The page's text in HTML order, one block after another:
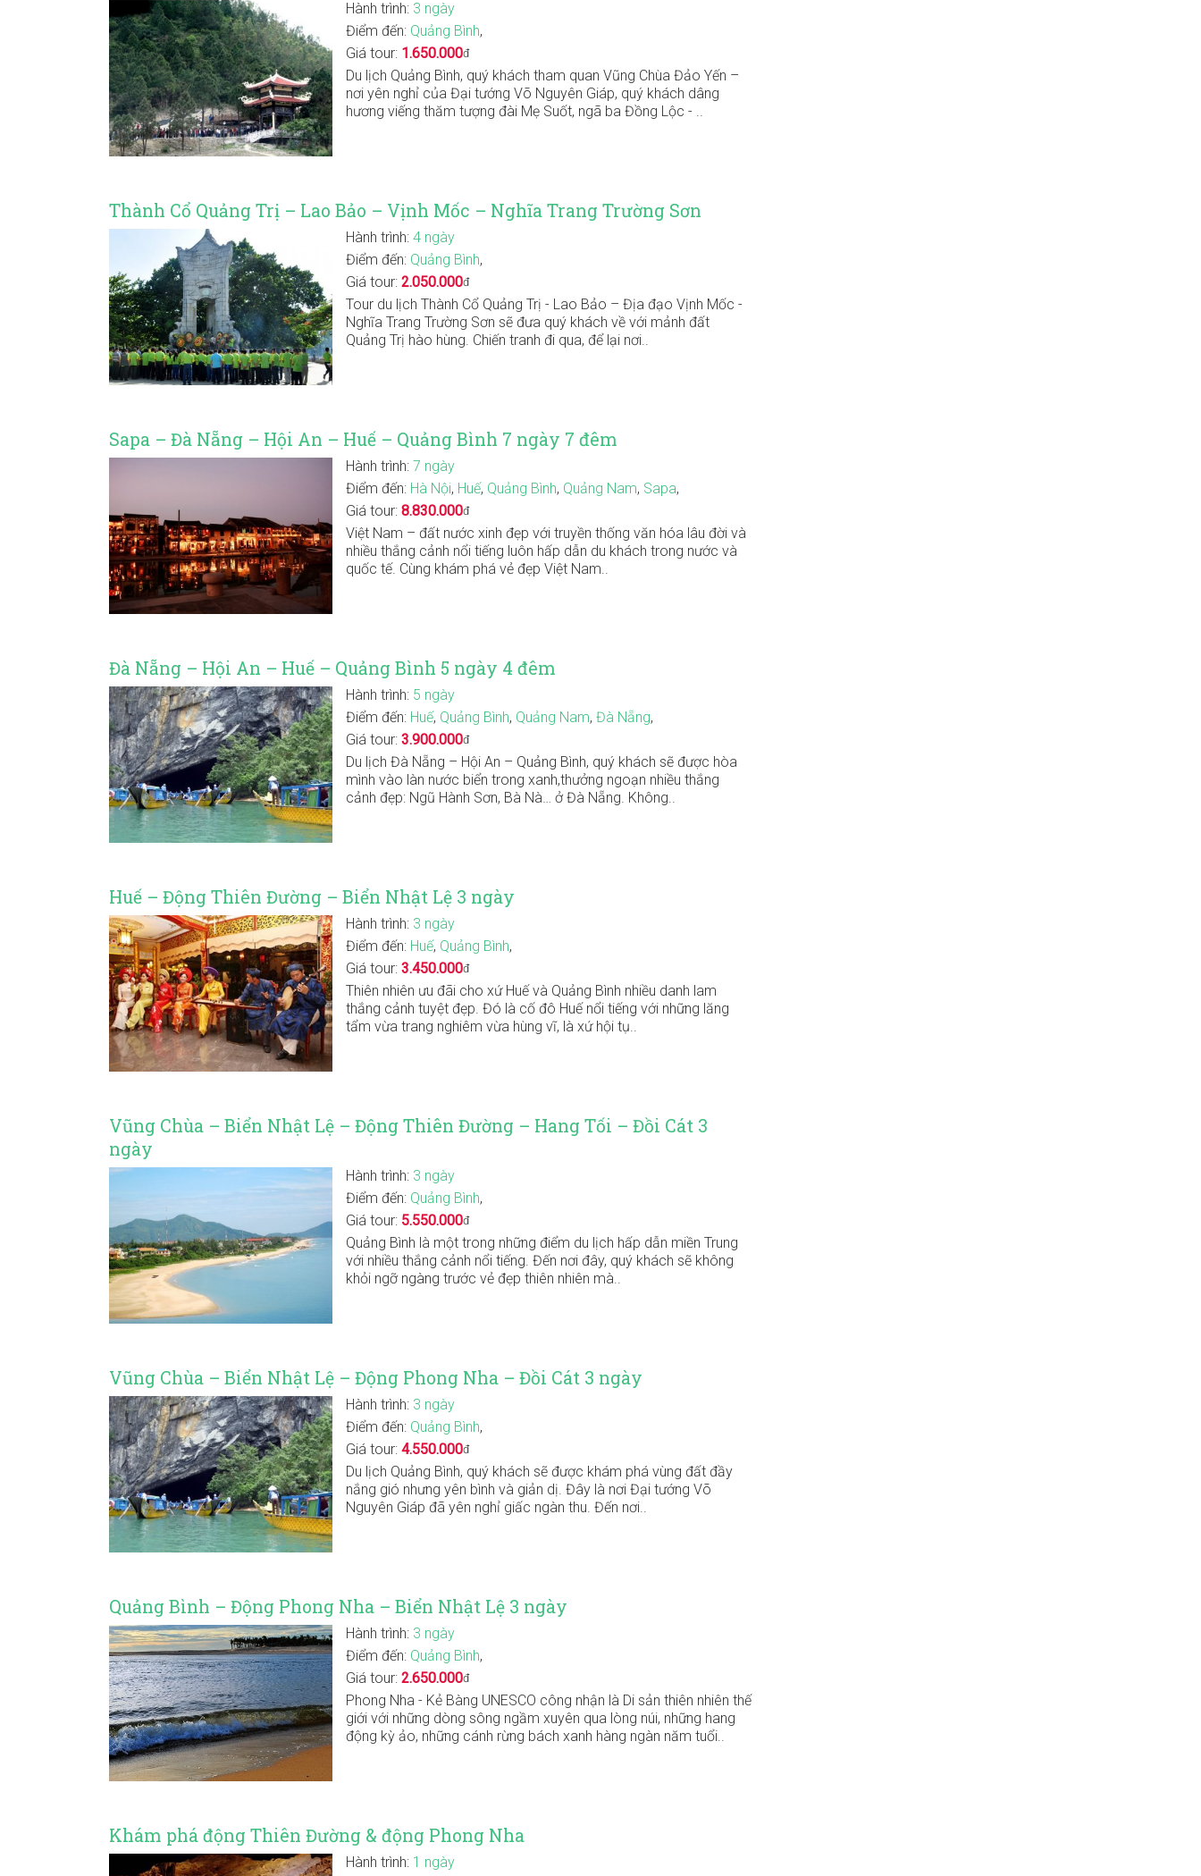
Hành trình: 3 ngày
Điểm đến: Quảng Bình,
Giá tour: 1.650.000đ
Du lịch Quảng Bình, quý khách tham quan Vũng Chùa Đảo Yến –
nơi yên nghỉ của Đại tướng Võ Nguyên Giáp, quý khách dâng
hương viếng thăm tượng đài Mẹ Suốt, ngã ba Đồng Lộc - ..
Thành Cổ Quảng Trị – Lao Bảo – Vịnh Mốc – Nghĩa Trang Trường Sơn
Hành trình: 4 ngày
Điểm đến: Quảng Bình,
Giá tour: 2.050.000đ
Tour du lịch Thành Cổ Quảng Trị - Lao Bảo – Địa đạo Vịnh Mốc -
Nghĩa Trang Trường Sơn sẽ đưa quý khách về với mảnh đất
Quảng Trị hào hùng. Chiến tranh đi qua, để lại nơi..
Sapa – Đà Nẵng – Hội An – Huế – Quảng Bình 7 ngày 7 đêm
Hành trình: 7 ngày
Điểm đến: Hà Nội, Huế, Quảng Bình, Quảng Nam, Sapa,
Giá tour: 8.830.000đ
Việt Nam – đất nước xinh đẹp với truyền thống văn hóa lâu đời và
nhiều thắng cảnh nổi tiếng luôn hấp dẫn du khách trong nước và
quốc tế. Cùng khám phá vẻ đẹp Việt Nam..
Đà Nẵng – Hội An – Huế – Quảng Bình 5 ngày 4 đêm
Hành trình: 5 ngày
Điểm đến: Huế, Quảng Bình, Quảng Nam, Đà Nẵng,
Giá tour: 3.900.000đ
Du lịch Đà Nẵng – Hội An – Quảng Bình, quý khách sẽ được hòa
mình vào làn nước biển trong xanh,thưởng ngoạn nhiều thắng
cảnh đẹp: Ngũ Hành Sơn, Bà Nà… ở Đà Nẵng. Không..
Huế – Động Thiên Đường – Biển Nhật Lệ 3 ngày
Hành trình: 3 ngày
Điểm đến: Huế, Quảng Bình,
Giá tour: 3.450.000đ
Thiên nhiên ưu đãi cho xứ Huế và Quảng Bình nhiều danh lam
thắng cảnh tuyệt đẹp. Đó là cố đô Huế nổi tiếng với những lăng
tẩm vừa trang nghiêm vừa hùng vĩ, là xứ hội tụ..
Vũng Chùa – Biển Nhật Lệ – Động Thiên Đường – Hang Tối – Đồi Cát 3
ngày
Hành trình: 3 ngày
Điểm đến: Quảng Bình,
Giá tour: 5.550.000đ
Quảng Bình là một trong những điểm du lịch hấp dẫn miền Trung
với nhiều thắng cảnh nổi tiếng. Đến nơi đây, quý khách sẽ không
khỏi ngỡ ngàng trước vẻ đẹp thiên nhiên mà..
Vũng Chùa – Biển Nhật Lệ – Động Phong Nha – Đồi Cát 3 ngày
Hành trình: 3 ngày
Điểm đến: Quảng Bình,
Giá tour: 4.550.000đ
Du lịch Quảng Bình, quý khách sẽ được khám phá vùng đất đầy
nắng gió nhưng yên bình và giản dị. Đây là nơi Đại tướng Võ
Nguyên Giáp đã yên nghỉ giấc ngàn thu. Đến nơi..
Quảng Bình – Động Phong Nha – Biển Nhật Lệ 3 ngày
Hành trình: 3 ngày
Điểm đến: Quảng Bình,
Giá tour: 2.650.000đ
Phong Nha - Kẻ Bàng UNESCO công nhận là Di sản thiên nhiên thế
giới với những dòng sông ngầm xuyên qua lòng núi, những hang
động kỳ ảo, những cánh rừng bách xanh hàng ngàn năm tuổi..
Khám phá động Thiên Đường & động Phong Nha
Hành trình: 1 ngày